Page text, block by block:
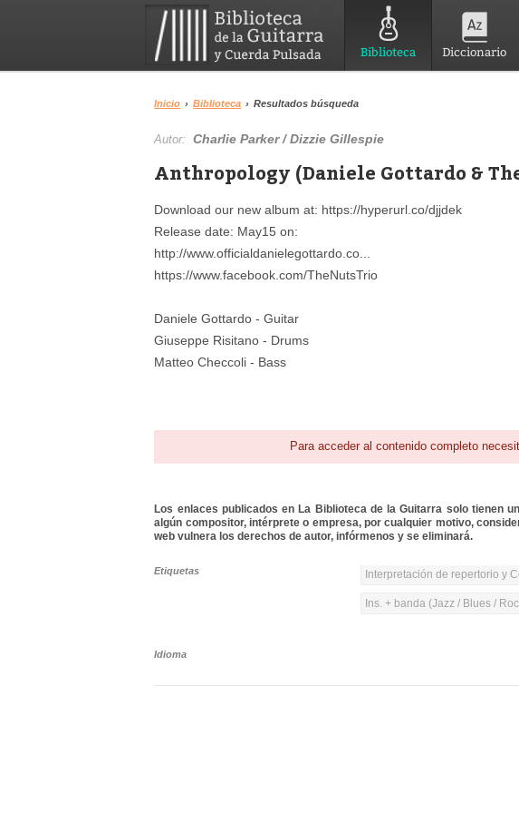
Biblioteca Diccionario
Inicio › Biblioteca › Resultados búsqueda
Autor:Charlie Parker / Dizzie Gillespie
Anthropology (Daniele Gottardo &
Download our new album at: https://hyperurl.co/djjdek
Release date: May15 on:
http://www.officialdanielegottardo.co...
https://www.facebook.com/TheNutsTrio
Daniele Gottardo - Guitar
Giuseppe Risitano - Drums
Matteo Checcoli - Bass
Para acceder al contenido completo
Los enlaces publicados en La Biblioteca de la Guitarra solo tienen
algún compositor, intérprete o empresa, por cualquier motivo,
web vulnera los derechos de autor, infórmenos y se eliminará.
Etiquetas Interpretación de repertorio y
Ins. + banda (Jazz / Blues /
Idioma